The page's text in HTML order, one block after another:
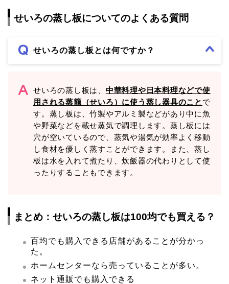
せいろの蒸し板についてのよくある質問
せいろの蒸し板とは何ですか？
せいろの蒸し板は、 中華料理や日本料理などで使
用される蒸籠（せいろ）に使う蒸し器具のこと で
す。蒸し板は、竹製やアルミ製などがあり中に魚
や野菜などを載せ蒸気で調理します。蒸し板には
穴が空いているので、蒸気や湯気が効率よく移動
し食材を優しく蒸すことができます。また、蒸し
板は水を入れて煮たり、炊飯器の代わりとして使
ったりすることもできます。
まとめ：せいろの蒸し板は100均でも買える？
百均でも購入できる店舗があることが分かっ
た。
ホームセンターなら売っていることが多い。
ネット通販でも購入できる